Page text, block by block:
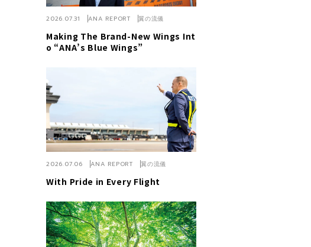
Making The Brand-New Wings Int
o “ANA’s Blue Wings”
2026.07.31 ANA REPORT 翼の流儀
With Pride in Every Flight
2026.07.06 ANA REPORT 翼の流儀